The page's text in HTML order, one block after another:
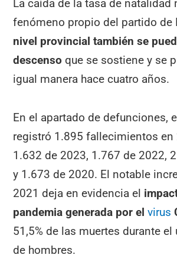
La caída de la tasa de natalidad
fenómeno propio del partido de
nivel provincial también se
descenso que se sostiene y se
igual manera hace cuatro años.
En el apartado de defunciones,
registró 1.895 fallecimientos en
1.632 de 2023, 1.767 de 2022,
y 1.673 de 2020. El notable
2021 deja en evidencia el
pandemia generada por elvirus
51,5% de las muertes durante
de hombres.